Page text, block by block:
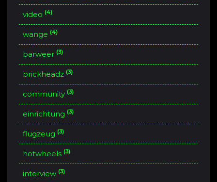
video (4)
wange (4)
barweer (3)
brickheadz (3)
community (3)
einrichtung (3)
flugzeug (3)
hotwheels (3)
interview (3)